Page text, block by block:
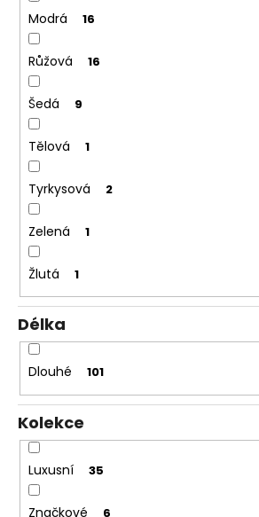
Modrá 16
Růžová 16
Šedá 9
Tělová 1
Tyrkysová 2
Zelená 1
Žlutá 1
Délka
Dlouhé 101
Kolekce
Luxusní 35
Značkové 6